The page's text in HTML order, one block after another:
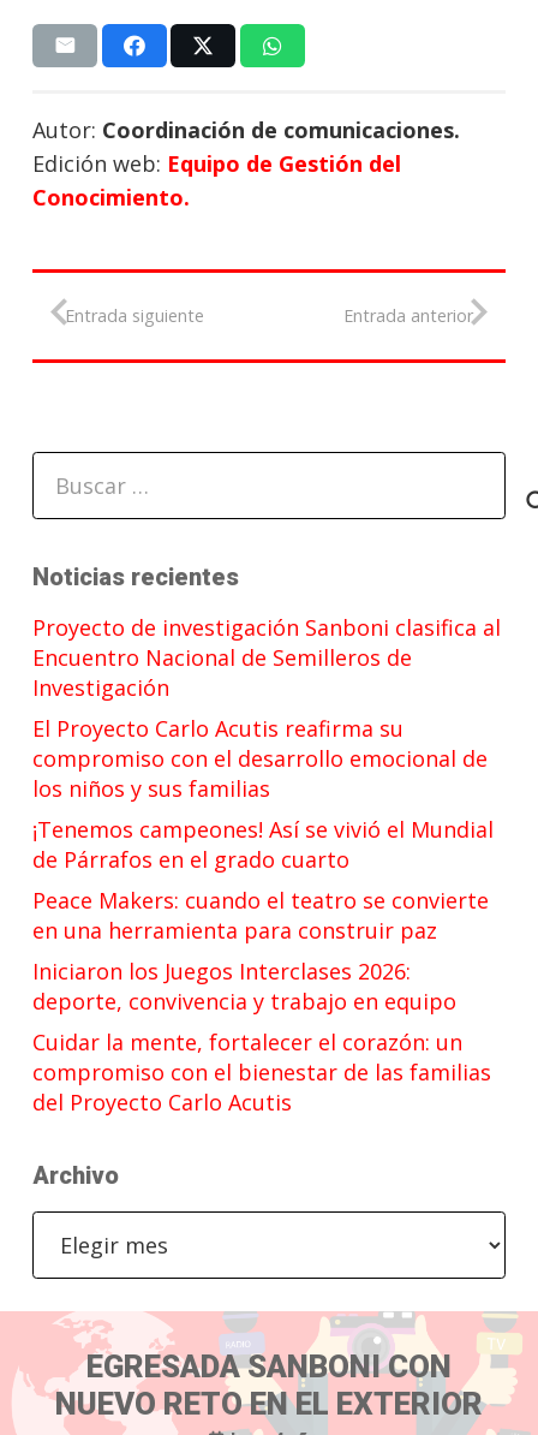
Autor: Coordinación de comunicaciones.
Edición web: Equipo de Gestión del
Conocimiento.
Entrada siguiente Entrada anterior
Noticias recientes
Proyecto de investigación Sanboni clasifica al
Encuentro Nacional de Semilleros de
Investigación
El Proyecto Carlo Acutis reafirma su
compromiso con el desarrollo emocional de
los niños y sus familias
¡Tenemos campeones! Así se vivió el Mundial
de Párrafos en el grado cuarto
Peace Makers: cuando el teatro se convierte
en una herramienta para construir paz
Iniciaron los Juegos Interclases 2026:
deporte, convivencia y trabajo en equipo
Cuidar la mente, fortalecer el corazón: un
compromiso con el bienestar de las familias
del Proyecto Carlo Acutis
Archivo
EGRESADA SANBONI CON
NUEVO RETO EN EL EXTERIOR